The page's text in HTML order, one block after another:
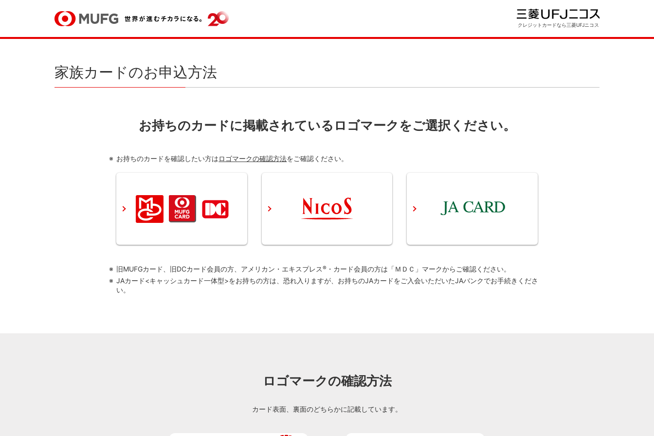
クレジットカードなら三菱UFJニコス
家族カードのお申込方法
お持ちのカードに掲載されているロゴマークをご選択ください。
お持ちのカードを確認したい方はロゴマークの確認方法をご確認ください。
旧MUFGカード、旧DCカード会員の方、アメリカン・エキスプレス® ・カード会員の方は「ＭＤＣ」マークからご確認ください。
JAカード<キャッシュカード一体型>をお持ちの方は、恐れ入りますが、お持ちのJAカードをご入会いただいたJAバンクでお手続きくださ
い。
ロゴマークの確認方法
カード表面、裏面のどちらかに記載しています。